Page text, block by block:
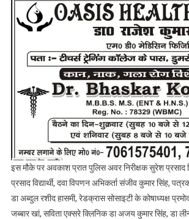
इस मौके पर अवकाश प्रात पुलिस अवर निरीक्षक सुरेश प्रसाद
प्रसाद विद्यार्थी, दवा विपणन अभिकर्ता संजीव कुमार सिंह,
डा अब्दुल रशीद हासमी, रेडक्रास सोसाइटी के कोषाध्यक्ष
जब्बार खां, सविता एक्सरे क्लिनिक डा अजय कुमार सिंह, डा